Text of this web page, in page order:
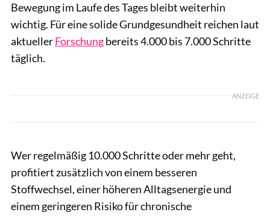
Bewegung im Laufe des Tages bleibt weiterhin
wichtig. Für eine solide Grundgesundheit reichen laut
aktuellerForschungbereits 4.000 bis 7.000 Schritte
täglich.
ANZEIGE
Wer regelmäßig 10.000 Schritte oder mehr geht,
profitiert zusätzlich von einem besseren
Stoffwechsel, einer höheren Alltagsenergie und
einem geringeren Risiko für chronische